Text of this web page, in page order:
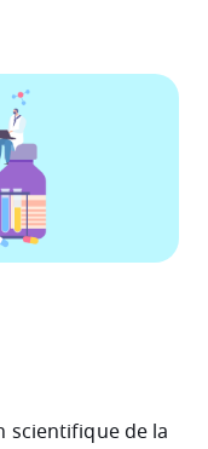
scientifique de la